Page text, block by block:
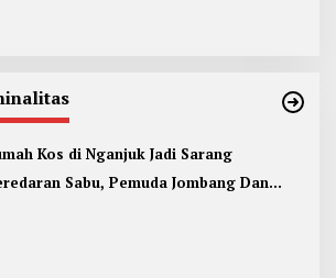
Kos di Nganjuk Jadi Sarang
Sabu, Pemuda Jombang Dan